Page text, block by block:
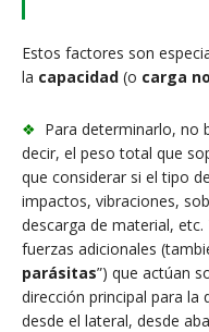
Estos factores son
la capacidad (o carga
❖ Para determinarlo, no
decir, el peso total que
que considerar si el tipo
impactos, vibraciones,
descarga de material,
fuerzas adicionales
parásitas”) que actúan
dirección principal para la
desde el lateral, desde